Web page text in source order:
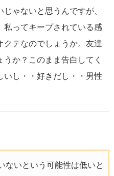
ゃないと思うんですが、
私ってキープされている感
クテなのでしょうか。友達
か？このまま告白してく
いし・・好きだし・・男性
ないという可能性は低いと